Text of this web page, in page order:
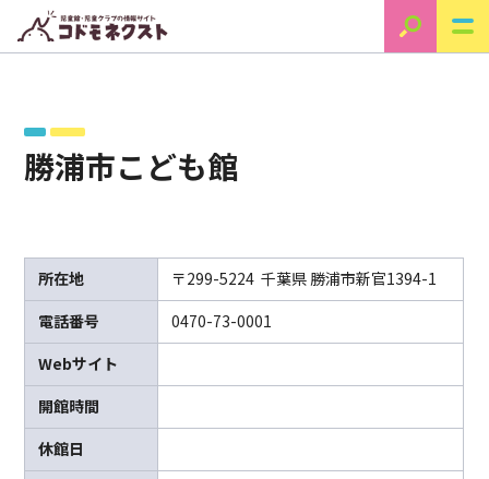
勝浦市こども館
所在地
〒299-5224 千葉県 勝浦市新官1394-1
電話番号
0470-73-0001
Webサイト
開館時間
休館日